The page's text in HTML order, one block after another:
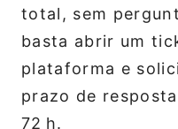
total, sem
basta abrir um
plataforma e
prazo de
72 h.